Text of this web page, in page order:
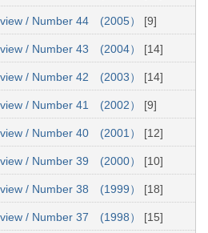
/ Number 44 (2005） [9]
/ Number 43 (2004） [14]
/ Number 42 (2003） [14]
/ Number 41 (2002） [9]
/ Number 40 (2001） [12]
/ Number 39 (2000） [10]
/ Number 38 (1999） [18]
/ Number 37 (1998） [15]